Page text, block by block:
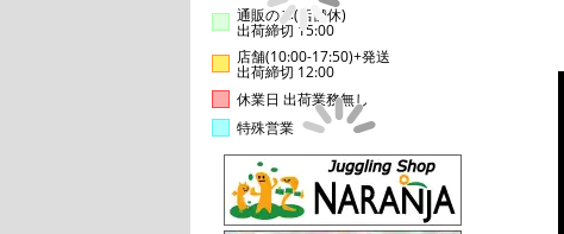
通販のみ(店舗休)
出荷締切 15:00
店舗(10:00-17:50)+発送
出荷締切 12:00
休業日 出荷業務無し
特殊営業